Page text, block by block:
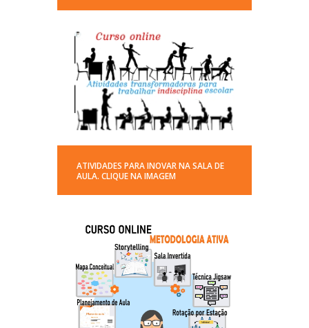
ATIVIDADES PARA INOVAR NA SALA DE
AULA. CLIQUE NA IMAGEM